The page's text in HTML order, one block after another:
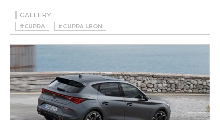
GALLERY
#CUPRA
#CUPRA LEON
#CUPRA LEON 300
#HOTHATCH #LEON